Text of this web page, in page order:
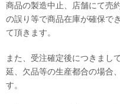
商品の製造中止、店舗にて売
の誤り等で商品在庫が確保で
て頂きます。
また、受注確定後につきまし
延、欠品等の生産都合の場合
す。